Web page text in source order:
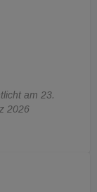
am 23.
2026